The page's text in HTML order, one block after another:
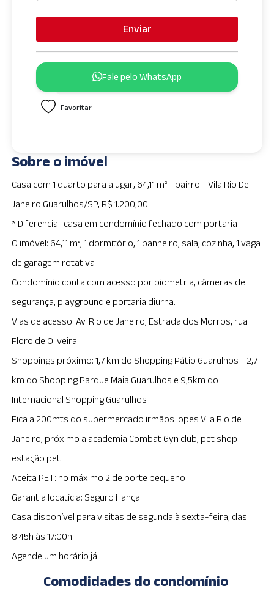
e
d
t
a
+
1
Enviar
Fale pelo WhatsApp
Favoritar
Sobre o imóvel
Casa com 1 quarto para alugar, 64,11 m² - bairro - Vila Rio De
Janeiro Guarulhos/SP, R$ 1.200,00
* Diferencial: casa em condomínio fechado com portaria
O imóvel: 64,11 m², 1 dormitório, 1 banheiro, sala, cozinha, 1 vaga
de garagem rotativa
Condomínio conta com acesso por biometria, câmeras de
segurança, playground e portaria diurna.
Vias de acesso: Av. Rio de Janeiro, Estrada dos Morros, rua
Floro de Oliveira
Shoppings próximo: 1,7 km do Shopping Pátio Guarulhos - 2,7
km do Shopping Parque Maia Guarulhos e 9,5km do
Internacional Shopping Guarulhos
Fica a 200mts do supermercado irmãos lopes Vila Rio de
Janeiro, próximo a academia Combat Gyn club, pet shop
estação pet
Aceita PET: no máximo 2 de porte pequeno
Garantia locatícia: Seguro fiança
Casa disponível para visitas de segunda à sexta-feira, das
8:45h às 17:00h.
Agende um horário já!
Comodidades do condomínio